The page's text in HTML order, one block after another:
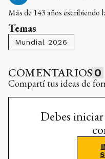
Más de 143 años escribiendo
Temas
Mundial 2026
COMENTARIOS 0
Compartí tus ideas de
Debes